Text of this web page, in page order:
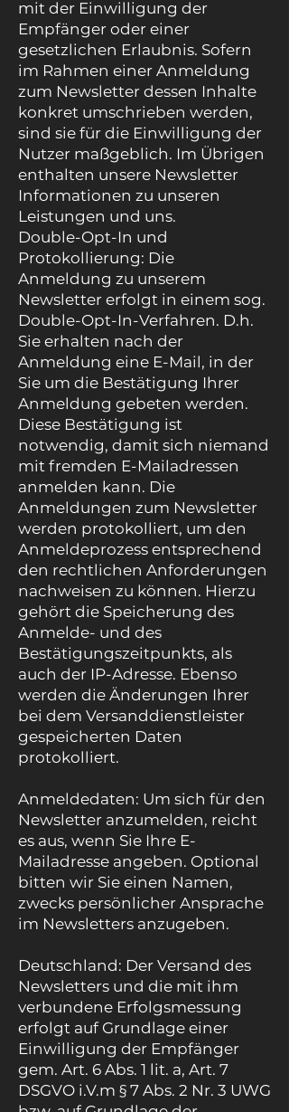
mit der Einwilligung der
Empfänger oder einer
gesetzlichen Erlaubnis. Sofern
im Rahmen einer Anmeldung
zum Newsletter dessen Inhalte
konkret umschrieben werden,
sind sie für die Einwilligung der
Nutzer maßgeblich. Im Übrigen
enthalten unsere Newsletter
Informationen zu unseren
Leistungen und uns.
Double-Opt-In und
Protokollierung: Die
Anmeldung zu unserem
Newsletter erfolgt in einem sog.
Double-Opt-In-Verfahren. D.h.
Sie erhalten nach der
Anmeldung eine E-Mail, in der
Sie um die Bestätigung Ihrer
Anmeldung gebeten werden.
Diese Bestätigung ist
notwendig, damit sich niemand
mit fremden E-Mailadressen
anmelden kann. Die
Anmeldungen zum Newsletter
werden protokolliert, um den
Anmeldeprozess entsprechend
den rechtlichen Anforderungen
nachweisen zu können. Hierzu
gehört die Speicherung des
Anmelde- und des
Bestätigungszeitpunkts, als
auch der IP-Adresse. Ebenso
werden die Änderungen Ihrer
bei dem Versanddienstleister
gespeicherten Daten
protokolliert.
Anmeldedaten: Um sich für den
Newsletter anzumelden, reicht
es aus, wenn Sie Ihre E-
Mailadresse angeben. Optional
bitten wir Sie einen Namen,
zwecks persönlicher Ansprache
im Newsletters anzugeben.
Deutschland: Der Versand des
Newsletters und die mit ihm
verbundene Erfolgsmessung
erfolgt auf Grundlage einer
Einwilligung der Empfänger
gem. Art. 6 Abs. 1 lit. a, Art. 7
DSGVO i.V.m § 7 Abs. 2 Nr. 3 UWG